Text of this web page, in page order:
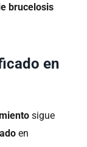
brucelosis
en
sigue
en